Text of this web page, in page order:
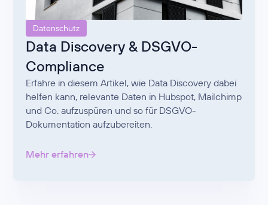
Datenschutz
Data Discovery & DSGVO-
Compliance
Erfahre in diesem Artikel, wie Data Discovery dabei
helfen kann, relevante Daten in Hubspot, Mailchimp
und Co. aufzuspüren und so für DSGVO-
Dokumentation aufzubereiten.
Mehr erfahren